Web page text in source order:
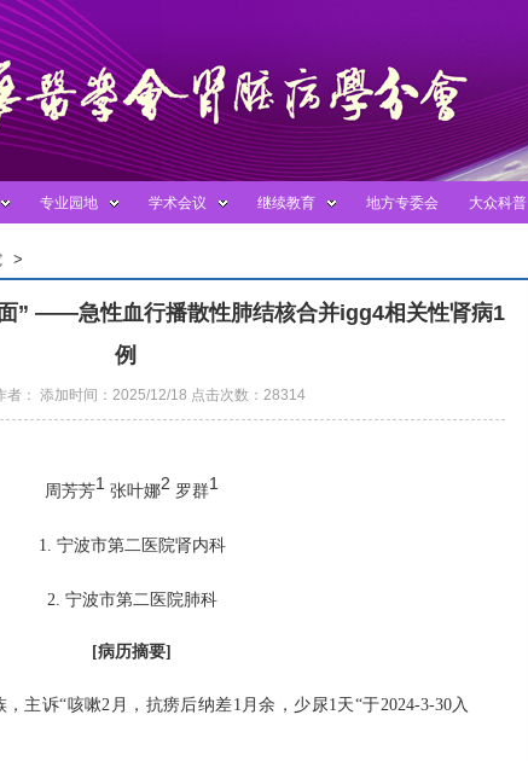
专业园地 学术会议 继续教育 地方专委会 大众科普
>
” ——急性血行播散性肺结核合并igg4相关性肾病1
例
者： 添加时间：2025/12/18 点击次数：28314
周芳芳1 张叶娜2 罗群1
1. 宁波市第二医院肾内科
2. 宁波市第二医院肺科
[病历摘要]
，主诉“咳嗽2 月，抗痨后纳差1 月余，少尿1 天“于2024-3-30入